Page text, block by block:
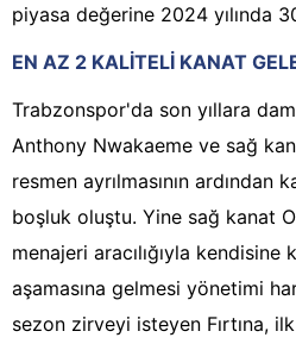
piyasa değerine 2024 yılında
EN AZ 2 KALİTELİ KANAT
Trabzonspor'da son yıllara
Anthony Nwakaeme ve sağ
resmen ayrılmasının ardından
boşluk oluştu. Yine sağ kanat
menajeri aracılığıyla kendisine
aşamasına gelmesi yönetimi
sezon zirveyi isteyen Fırtına,